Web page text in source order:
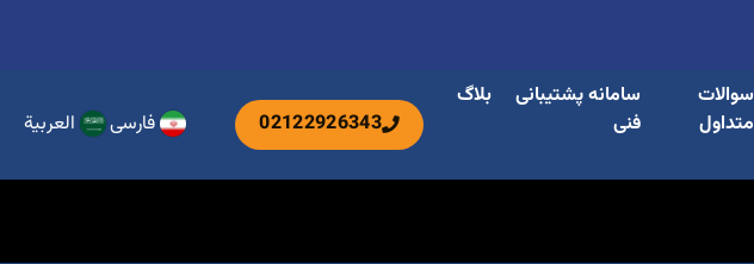
سوالات
متداول
سامانه پشتیبانی
فنی
بلاگ
02122926343
فارسی العربية